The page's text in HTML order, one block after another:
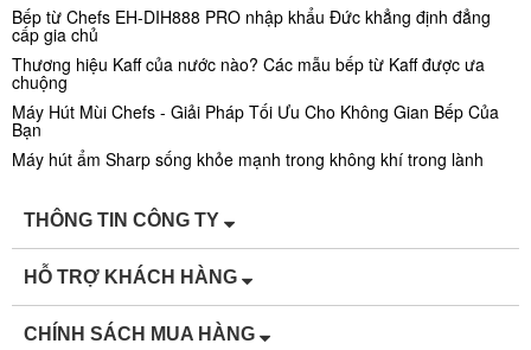
Bếp từ Chefs EH-DIH888 PRO nhập khẩu Đức khẳng định đẳng
cấp gia chủ
Thương hiệu Kaff của nước nào? Các mẫu bếp từ Kaff được ưa
chuộng
Máy Hút Mùi Chefs - Giải Pháp Tối Ưu Cho Không Gian Bếp Của
Bạn
Máy hút ẩm Sharp sống khỏe mạnh trong không khí trong lành
THÔNG TIN CÔNG TY
HỖ TRỢ KHÁCH HÀNG
CHÍNH SÁCH MUA HÀNG